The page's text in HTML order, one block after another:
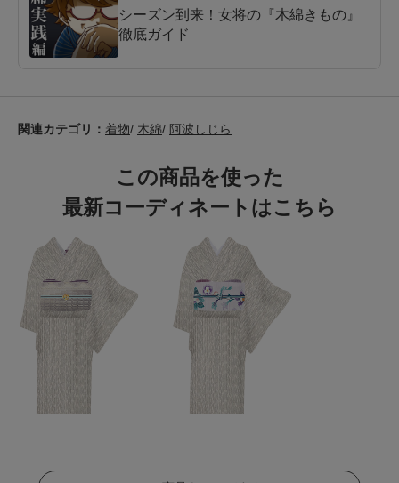
シーズン到来！女将の『木綿きもの』
徹底ガイド
関連カテゴリ： 着物/ 木綿/ 阿波しじら
この商品を使った
最新コーディネートはこちら